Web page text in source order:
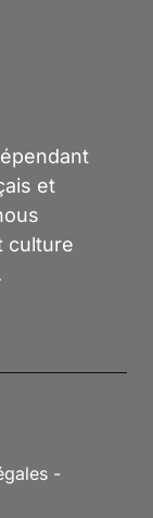
et
culture
-